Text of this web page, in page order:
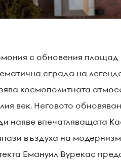
с обновения площад
сграда на
космополитната
век. Неговото
наяве впечатляващата
въздуха на
Емануил Вурекас